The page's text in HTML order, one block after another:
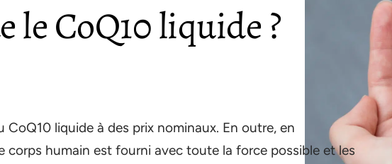
le CoQ10 liquide ?
CoQ10 liquide à des prix nominaux. En outre, en
corps humain est fourni avec toute la force possible et les